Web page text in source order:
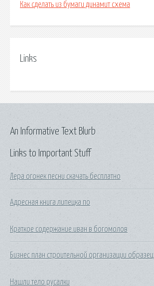
Как сделать из бумаги динамит схема
Links
Links to Important Stuff
Лера огонек песни скачать бесплатно
Адресная книга липецка по
Краткое содержание иван в богомолов
Бизнес план строительной организации образец
Нашли тело русалки
An Informative Text Blurb